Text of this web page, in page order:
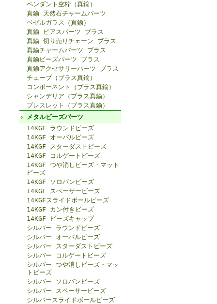
ペンダント空枠（真鍮）
真鍮 天然石チャームパーツ
ベゼルガラス（真鍮）
真鍮 ピアスパーツ ブラス
真鍮 切り売りチェーン ブラス
真鍮チャームパーツ ブラス
真鍮ビーズパーツ ブラス
真鍮アクセサリーパーツ ブラス
チューブ（ブラス真鍮）
コンポーネント（ブラス真鍮）
シャンデリア（ブラス真鍮）
ブレスレット（ブラス真鍮）
メタルビーズパーツ
14KGF ラウンドビーズ
14KGF オーバルビーズ
14KGF スターダストビーズ
14KGF コルゲートビーズ
14KGF つや消しビーズ・マット
ビーズ
14KGF ソロバンビーズ
14KGF スペーサービーズ
14KGFスライドボールビーズ
14KGF カン付きビーズ
14KGF ビーズキャップ
シルバー ラウンドビーズ
シルバー オーバルビーズ
シルバー スターダストビーズ
シルバー コルゲートビーズ
シルバー つや消しビーズ・マッ
トビーズ
シルバー ソロバンビーズ
シルバー スペーサービーズ
シルバースライドボールビーズ